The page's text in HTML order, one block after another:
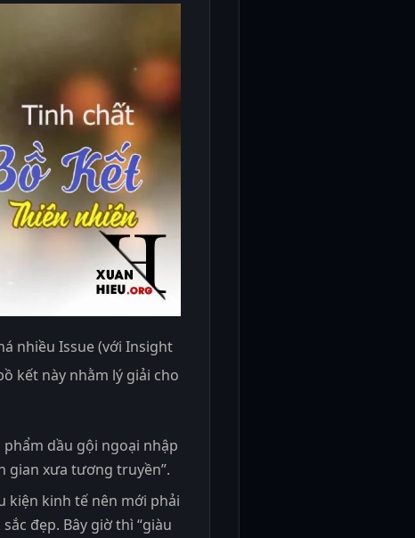
nhiều Issue (với Insight
kết này nhằm lý giải cho
phẩm dầu gội ngoại nhập
gian xưa tương truyền”.
kiện kinh tế nên mới phải
đẹp. Bây giờ thì “giàu